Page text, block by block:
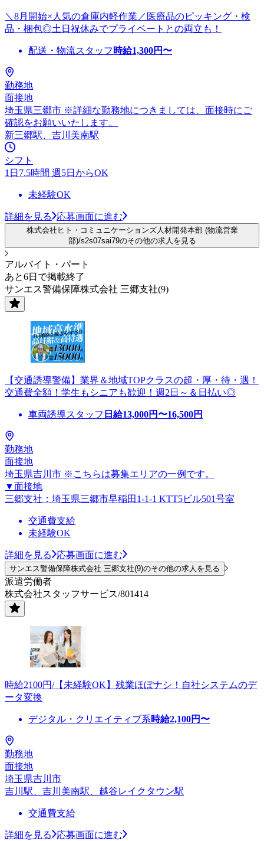
＼8月開始×人気の倉庫内軽作業／医療品のピッキング・検
品・梱包◎土日祝休みでプライベートとの両立も！
配送・物流スタッフ 時給1,300円〜
勤務地
面接地
埼玉県三郷市 ※詳細な勤務地につきましては、面接時にご
確認をお願いいたします。
新三郷駅、吉川美南駅
シフト
1日7.5時間 週5日からOK
未経験OK
詳細を見る 応募画面に進む
株式会社ヒト・コミュニケーションズ人材開発本部 (物流営業
部)/s2s07sai79のその他の求人を見る
アルバイト・パート
あと6日で掲載終了
サンエス警備保障株式会社 三郷支社(9)
【交通誘導警備】業界＆地域TOPクラスの超・厚・待・遇！
交通費全額！学生もシニアも歓迎！週2日～＆日払い◎
車両誘導スタッフ 日給13,000円〜16,500円
勤務地
面接地
埼玉県吉川市 ※こちらは募集エリアの一例です。
▼面接地
三郷支社：埼玉県三郷市早稲田1-1-1 KTT5ビル501号室
交通費支給
未経験OK
詳細を見る 応募画面に進む
サンエス警備保障株式会社 三郷支社(9)のその他の求人を見る
派遣労働者
株式会社スタッフサービス/801414
時給2100円/【未経験OK】残業ほぼナシ！自社システムのデ
ータ変換
デジタル・クリエイティブ系時給2,100円〜
勤務地
面接地
埼玉県吉川市
吉川駅、吉川美南駅、越谷レイクタウン駅
交通費支給
詳細を見る
応募画面に進む